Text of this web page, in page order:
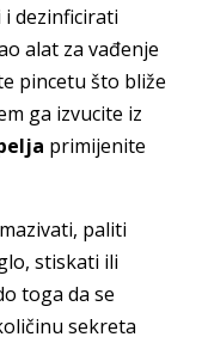
dezinficirati
alat za vađenje
pincetu što bliže
ga izvucite iz
primijenite
paliti
stiskati ili
toga da se
sekreta